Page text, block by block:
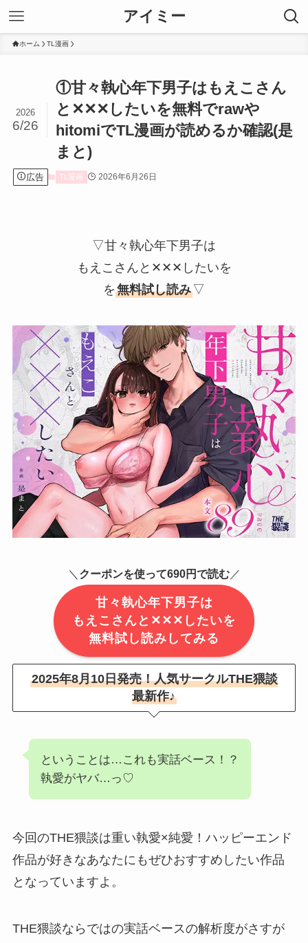
アイミー
ホーム TL漫画
①甘々執心年下男子はもえこさん
と✕✕✕したいを無料でrawや
hitomiでTL漫画が読めるか確認(是
まと)
2026
6/26
広告 TL漫画 2026年6月26日
▽甘々執心年下男子は
もえこさんと✕✕✕したいを
を 無料試し読み ▽
＼ クーポンを使って690円で読む／
甘々執心年下男子は
もえこさんと✕✕✕したいを
無料試し読みしてみる
2025年8月10日発売！人気サークルTHE猥談
最新作♪
ということは…これも実話ベース！？
執愛がヤバ…っ♡
今回のTHE猥談は重い執愛×純愛！ハッピーエンド
作品が好きなあなたにもぜひおすすめしたい作品
となっていますよ。
THE猥談ならではの実話ベースの解析度がさすが